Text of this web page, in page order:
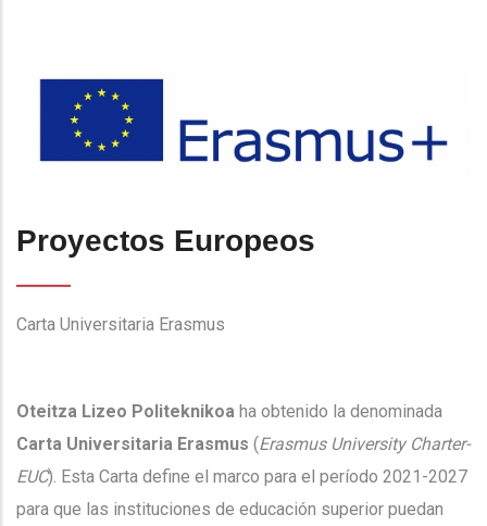
Proyectos Europeos
Carta Universitaria Erasmus
Oteitza Lizeo Politeknikoa ha obtenido la denominada
Carta Universitaria Erasmus (Erasmus University Charter-
EUC). Esta Carta define el marco para el período 2021-2027
para que las instituciones de educación superior puedan